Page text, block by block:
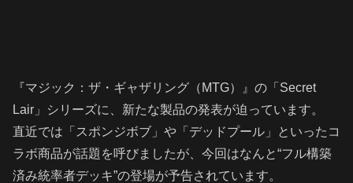
『マジック：ザ・ギャザリング（MTG）』の「Secret
Lair」シリーズに、新たな製品の発表が迫っています。
直近では「スポンジボブ」や「デッドプール」といったコ
ラボ商品が話題を呼びましたが、今回はなんと“フル構築
済み統率者デッキ”の登場が予告されています。